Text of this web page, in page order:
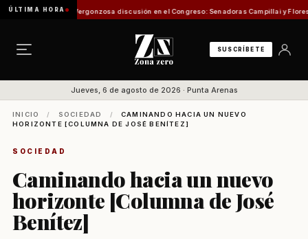
ÚLTIMA HORA
Pesca Vergonzosa discusión en el Congreso: Senadoras Campillai y Flores se
SUSCRÍBETE
Jueves, 6 de agosto de 2026 · Punta Arenas
INICIO / SOCIEDAD /
CAMINANDO HACIA UN NUEVO
HORIZONTE [COLUMNA DE JOSÉ BENÍTEZ]
SOCIEDAD
Caminando hacia un nuevo
horizonte [Columna de José
Benítez]